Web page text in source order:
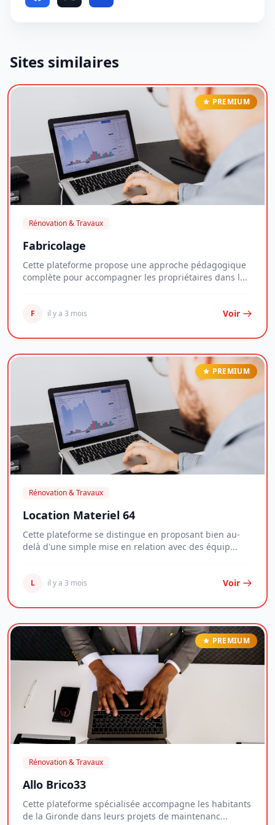
Sites similaires
PREMIUM
Rénovation & Travaux
Fabricolage
Cette plateforme propose une approche pédagogique
complète pour accompagner les propriétaires dans l...
F il y a 3 mois Voir
PREMIUM
Rénovation & Travaux
Location Materiel 64
Cette plateforme se distingue en proposant bien au-
delà d'une simple mise en relation avec des équip...
L il y a 3 mois Voir
PREMIUM
Rénovation & Travaux
Allo Brico33
Cette plateforme spécialisée accompagne les habitants
de la Gironde dans leurs projets de maintenanc...